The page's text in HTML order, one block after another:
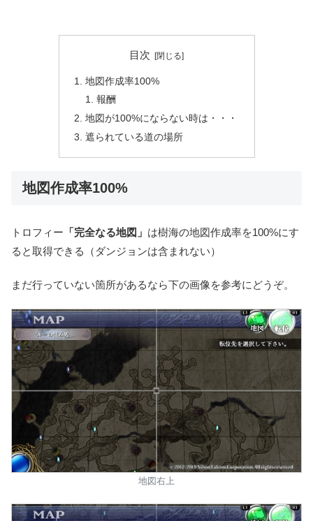
目次
地図作成率100%
報酬
地図が100%にならない時は・・・
遮られている道の場所
地図作成率100%
トロフィー 「完全なる地図」 は樹海の地図作成率を100%にす
ると取得できる（ダンジョンは含まれない）
まだ行っていない箇所があるなら下の画像を参考にどうぞ。
地図右上